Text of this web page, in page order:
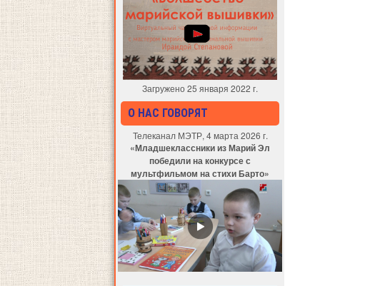
Загружено 25 января 2022 г.
О НАС ГОВОРЯТ
Телеканал МЭТР, 4 марта 2026 г.
«Младшеклассники из Марий Эл
победили на конкурсе с
мультфильмом на стихи Барто»